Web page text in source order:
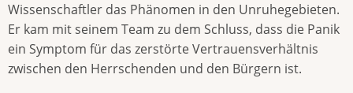
Wissenschaftler das Phänomen in den Unruhegebieten.
Er kam mit seinem Team zu dem Schluss, dass die Panik
ein Symptom für das zerstörte Vertrauensverhältnis
zwischen den Herrschenden und den Bürgern ist.